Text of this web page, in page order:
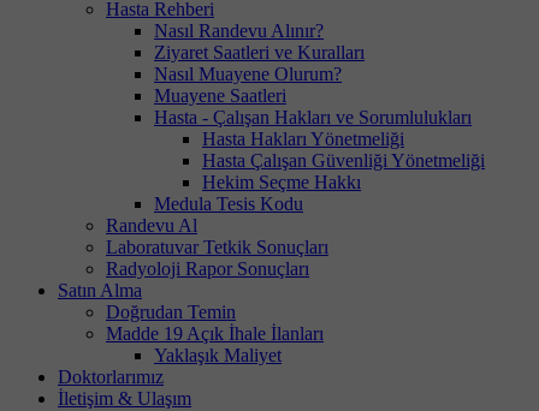
Hasta Rehberi
Nasıl Randevu Alınır?
Ziyaret Saatleri ve Kuralları
Nasıl Muayene Olurum?
Muayene Saatleri
Hasta - Çalışan Hakları ve Sorumlulukları
Hasta Hakları Yönetmeliği
Hasta Çalışan Güvenliği Yönetmeliği
Hekim Seçme Hakkı
Medula Tesis Kodu
Randevu Al
Laboratuvar Tetkik Sonuçları
Radyoloji Rapor Sonuçları
Satın Alma
Doğrudan Temin
Madde 19 Açık İhale İlanları
Yaklaşık Maliyet
Doktorlarımız
İletişim & Ulaşım